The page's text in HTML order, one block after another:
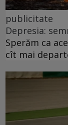
publicitate
Depresia:
Sperăm ca
cît mai